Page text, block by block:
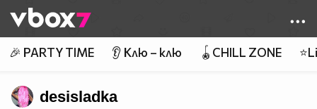
👾
🎉 PARTY TIME 👂 Клю – клю 🪀CHILL ZONE
desisladka